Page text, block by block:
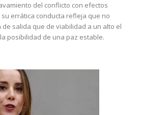
del conflicto con efectos
errática conducta refleja que no
salida que de viabilidad a un alto el
posibilidad de una paz estable.